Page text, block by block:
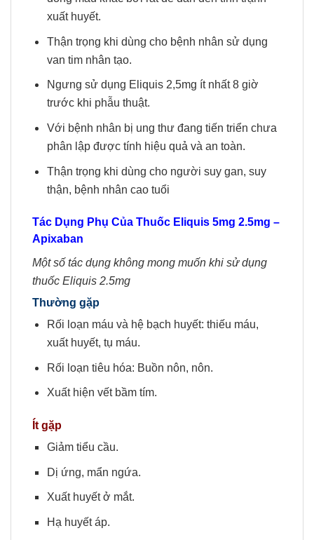
xuất huyết.
Thận trọng khi dùng cho bệnh nhân sử dụng
van tim nhân tạo.
Ngưng sử dụng Eliquis 2,5mg ít nhất 8 giờ
trước khi phẫu thuật.
Với bệnh nhân bị ung thư đang tiến triển chưa
phân lập được tính hiệu quả và an toàn.
Thận trọng khi dùng cho người suy gan, suy
thận, bệnh nhân cao tuổi
Tác Dụng Phụ Của Thuốc Eliquis 5mg 2.5mg –
Apixaban
Một số tác dụng không mong muốn khi sử dụng
thuốc Eliquis 2.5mg
Thường gặp
Rối loạn máu và hệ bạch huyết: thiếu máu,
xuất huyết, tụ máu.
Rối loạn tiêu hóa: Buồn nôn, nôn.
Xuất hiện vết bầm tím.
Ít gặp
Giảm tiểu cầu.
Dị ứng, mẩn ngứa.
Xuất huyết ở mắt.
Hạ huyết áp.